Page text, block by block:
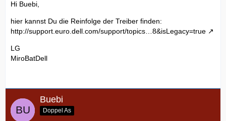
Hi Buebi,
hier kannst Du die Reinfolge der Treiber finden:
http://support.euro.dell.com/support/topics…8&isLegacy=true
LG
MiroBatDell
Buebi
Doppel As